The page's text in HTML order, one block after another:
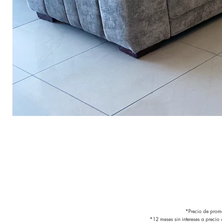
*Precio de
*12 meses sin intereses a